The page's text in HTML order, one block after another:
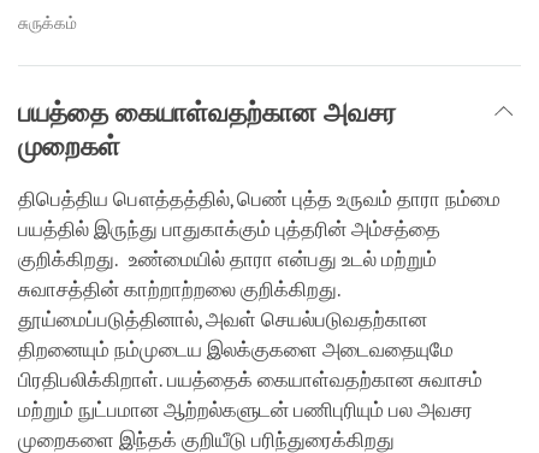
சுருக்கம்
பயத்தை கையாள்வதற்கான அவசர
முறைகள்
திபெத்திய பௌத்தத்தில், பெண் புத்த உருவம் தாரா நம்மை
பயத்தில் இருந்து பாதுகாக்கும் புத்தரின் அம்சத்தை
குறிக்கிறது. உண்மையில் தாரா என்பது உடல் மற்றும்
சுவாசத்தின் காற்றாற்றலை குறிக்கிறது.
தூய்மைப்படுத்தினால், அவள் செயல்படுவதற்கான
திறனையும் நம்முடைய இலக்குகளை அடைவதையுமே
பிரதிபலிக்கிறாள். பயத்தைக் கையாள்வதற்கான சுவாசம்
மற்றும் நுட்பமான ஆற்றல்களுடன் பணிபுரியும் பல அவசர
முறைகளை இந்தக் குறியீடு பரிந்துரைக்கிறது